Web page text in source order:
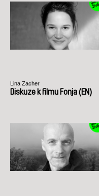
Lina Zacher
Diskuze k filmu Fonja (EN)